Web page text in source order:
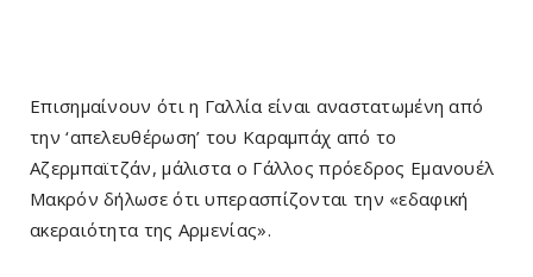
Επισημαίνουν ότι η Γαλλία είναι αναστατωμένη από
την ‘απελευθέρωση’ του Καραμπάχ από το
Αζερμπαϊτζάν, μάλιστα ο Γάλλος πρόεδρος Εμανουέλ
Μακρόν δήλωσε ότι υπερασπίζονται την «εδαφική
ακεραιότητα της Αρμενίας».